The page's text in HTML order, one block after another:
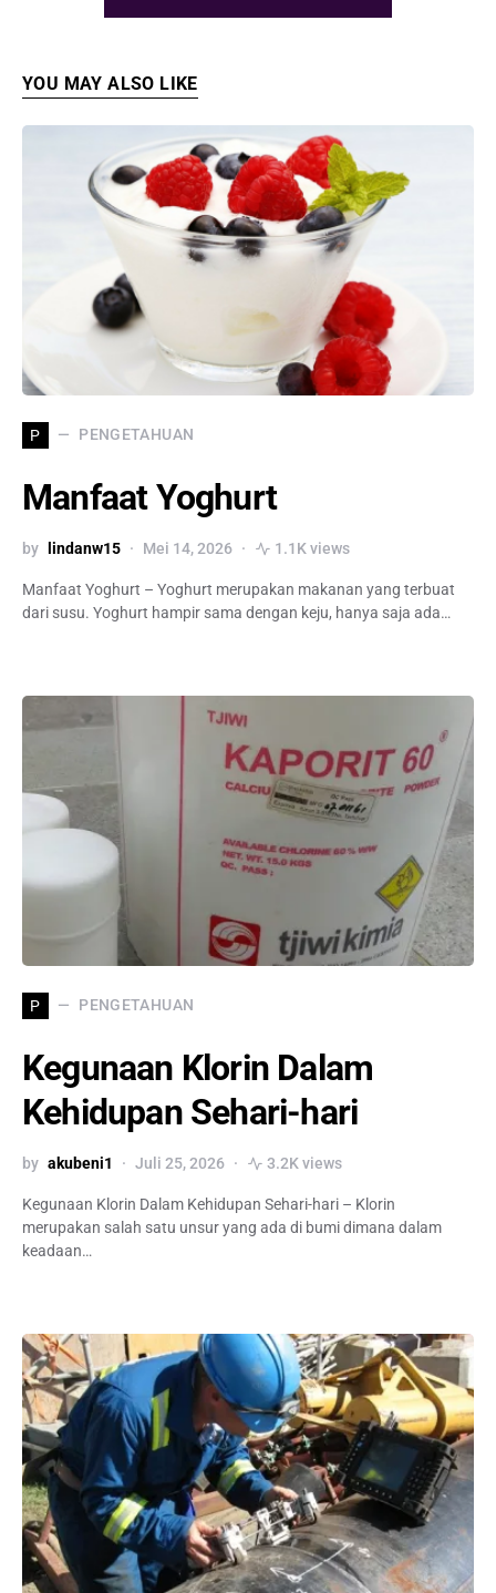
YOU MAY ALSO LIKE
P PENGETAHUAN
Manfaat Yoghurt
by lindanw15 Mei 14, 2026 1.1K views
Manfaat Yoghurt – Yoghurt merupakan makanan yang terbuat
dari susu. Yoghurt hampir sama dengan keju, hanya saja ada…
P PENGETAHUAN
Kegunaan Klorin Dalam
Kehidupan Sehari-hari
by akubeni1 Juli 25, 2026 3.2K views
Kegunaan Klorin Dalam Kehidupan Sehari-hari – Klorin
merupakan salah satu unsur yang ada di bumi dimana dalam
keadaan…